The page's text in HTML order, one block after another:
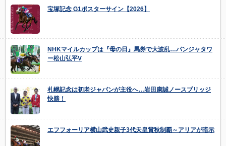
宝塚記念 G1ポスターサイン【2026】
NHKマイルカップは『母の日』馬券で大波乱…パンジャタワ
ー松山弘平V
札幌記念は初老ジャパンが主役へ…岩田康誠ノースブリッジ
快勝！
エフフォーリア横山武史親子3代天皇賞秋制覇～アリアが暗示